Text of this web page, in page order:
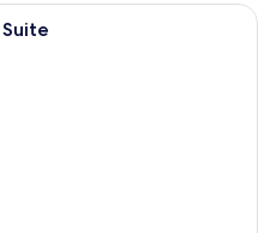
moderne badeværelse med et